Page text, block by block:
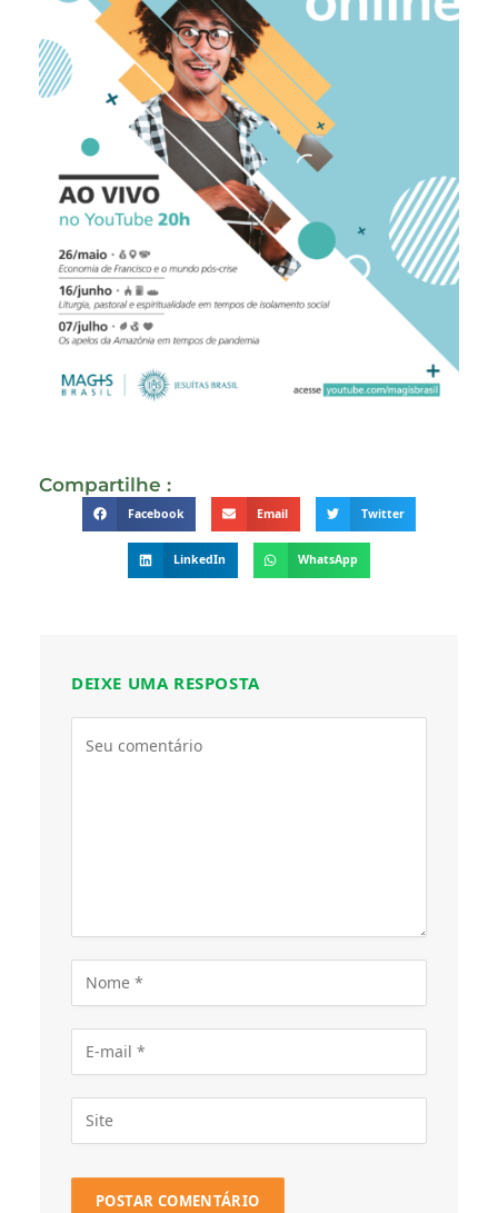
Compartilhe :
Facebook Email Twitter
LinkedIn WhatsApp
DEIXE UMA RESPOSTA